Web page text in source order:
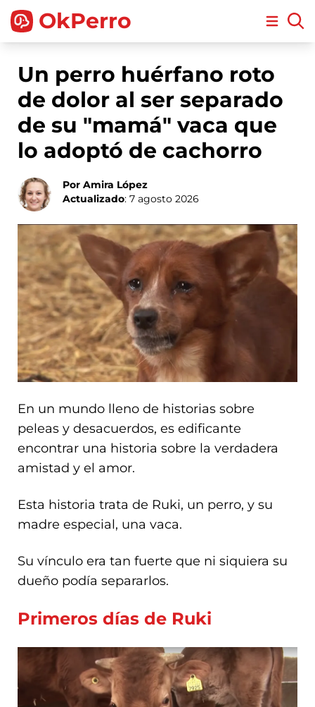
OkPerro Open
Un perro huérfano roto
de dolor al ser separado
de su "mamá" vaca que
lo adoptó de cachorro
Por Amira López
Actualizado: 7 agosto 2026
En un mundo lleno de historias sobre
peleas y desacuerdos, es edificante
encontrar una historia sobre la verdadera
amistad y el amor.
Esta historia trata de Ruki, un perro, y su
madre especial, una vaca.
Su vínculo era tan fuerte que ni siquiera su
dueño podía separarlos.
Primeros días de Ruki